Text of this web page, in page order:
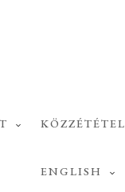
KÖZZÉTÉTEL
ENGLISH